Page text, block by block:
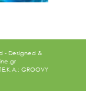
- Designed &
GROOVY